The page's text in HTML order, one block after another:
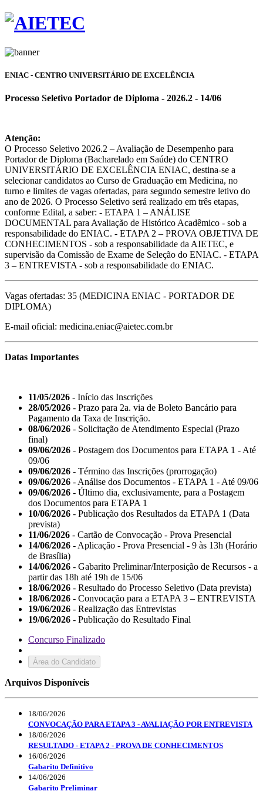
ENIAC - CENTRO UNIVERSITÁRIO DE EXCELÊNCIA
Processo Seletivo Portador de Diploma - 2026.2 - 14/06
Atenção:
O Processo Seletivo 2026.2 – Avaliação de Desempenho para
Portador de Diploma (Bacharelado em Saúde) do CENTRO
UNIVERSITÁRIO DE EXCELÊNCIA ENIAC, destina-se a
selecionar candidatos ao Curso de Graduação em Medicina, no
turno e limites de vagas ofertadas, para segundo semestre letivo do
ano de 2026. O Processo Seletivo será realizado em três etapas,
conforme Edital, a saber: - ETAPA 1 – ANÁLISE
DOCUMENTAL para Avaliação de Histórico Acadêmico - sob a
responsabilidade do ENIAC. - ETAPA 2 – PROVA OBJETIVA DE
CONHECIMENTOS - sob a responsabilidade da AIETEC, e
supervisão da Comissão de Exame de Seleção do ENIAC. - ETAPA
3 – ENTREVISTA - sob a responsabilidade do ENIAC.
Vagas ofertadas: 35 (MEDICINA ENIAC - PORTADOR DE
DIPLOMA)
E-mail oficial: medicina.eniac@aietec.com.br
Datas Importantes
11/05/2026 - Início das Inscrições
28/05/2026 - Prazo para 2a. via de Boleto Bancário para
Pagamento da Taxa de Inscrição.
08/06/2026 - Solicitação de Atendimento Especial (Prazo
final)
09/06/2026 - Postagem dos Documentos para ETAPA 1 - Até
09/06
09/06/2026 - Término das Inscrições (prorrogação)
09/06/2026 - Análise dos Documentos - ETAPA 1 - Até 09/06
09/06/2026 - Último dia, exclusivamente, para a Postagem
dos Documentos para ETAPA 1
10/06/2026 - Publicação dos Resultados da ETAPA 1 (Data
prevista)
11/06/2026 - Cartão de Convocação - Prova Presencial
14/06/2026 - Aplicação - Prova Presencial - 9 às 13h (Horário
de Brasília)
14/06/2026 - Gabarito Preliminar/Interposição de Recursos - a
partir das 18h até 19h de 15/06
18/06/2026 - Resultado do Processo Seletivo (Data prevista)
18/06/2026 - Convocação para a ETAPA 3 – ENTREVISTA
19/06/2026 - Realização das Entrevistas
19/06/2026 - Publicação do Resultado Final
Concurso Finalizado
Área do Candidato
Arquivos Disponíveis
18/06/2026
CONVOCAÇÃO PARA ETAPA 3 - AVALIAÇÃO POR ENTREVISTA
18/06/2026
RESULTADO - ETAPA 2 - PROVA DE CONHECIMENTOS
16/06/2026
Gabarito Definitivo
14/06/2026
Gabarito Preliminar